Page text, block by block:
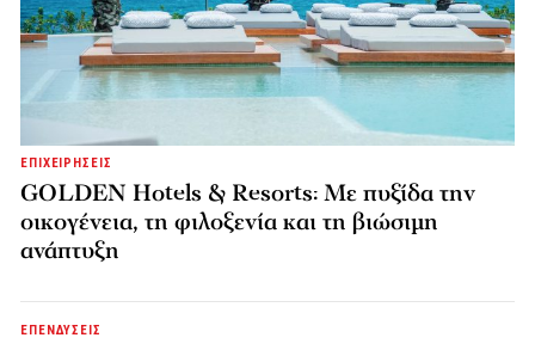
ΕΠΙΧΕΙΡΗΣΕΙΣ
GOLDEN Hotels & Resorts: Με πυξίδα την
οικογένεια, τη φιλοξενία και τη βιώσιμη
ανάπτυξη
ΕΠΕΝΔΥΣΕΙΣ